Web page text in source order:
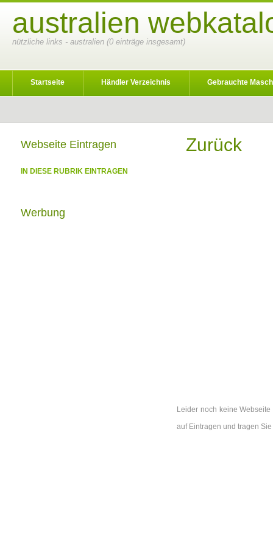
australien
nützliche links - australien (0 einträge insgesamt)
Startseite Händler Verzeichnis Gebrauchte
Zurück
Leider noch keine
auf Eintragen und tragen
Webseite Eintragen
IN DIESE RUBRIK EINTRAGEN
Werbung